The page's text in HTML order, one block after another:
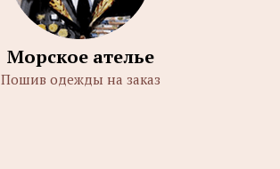
Морское ателье
Пошив одежды на заказ